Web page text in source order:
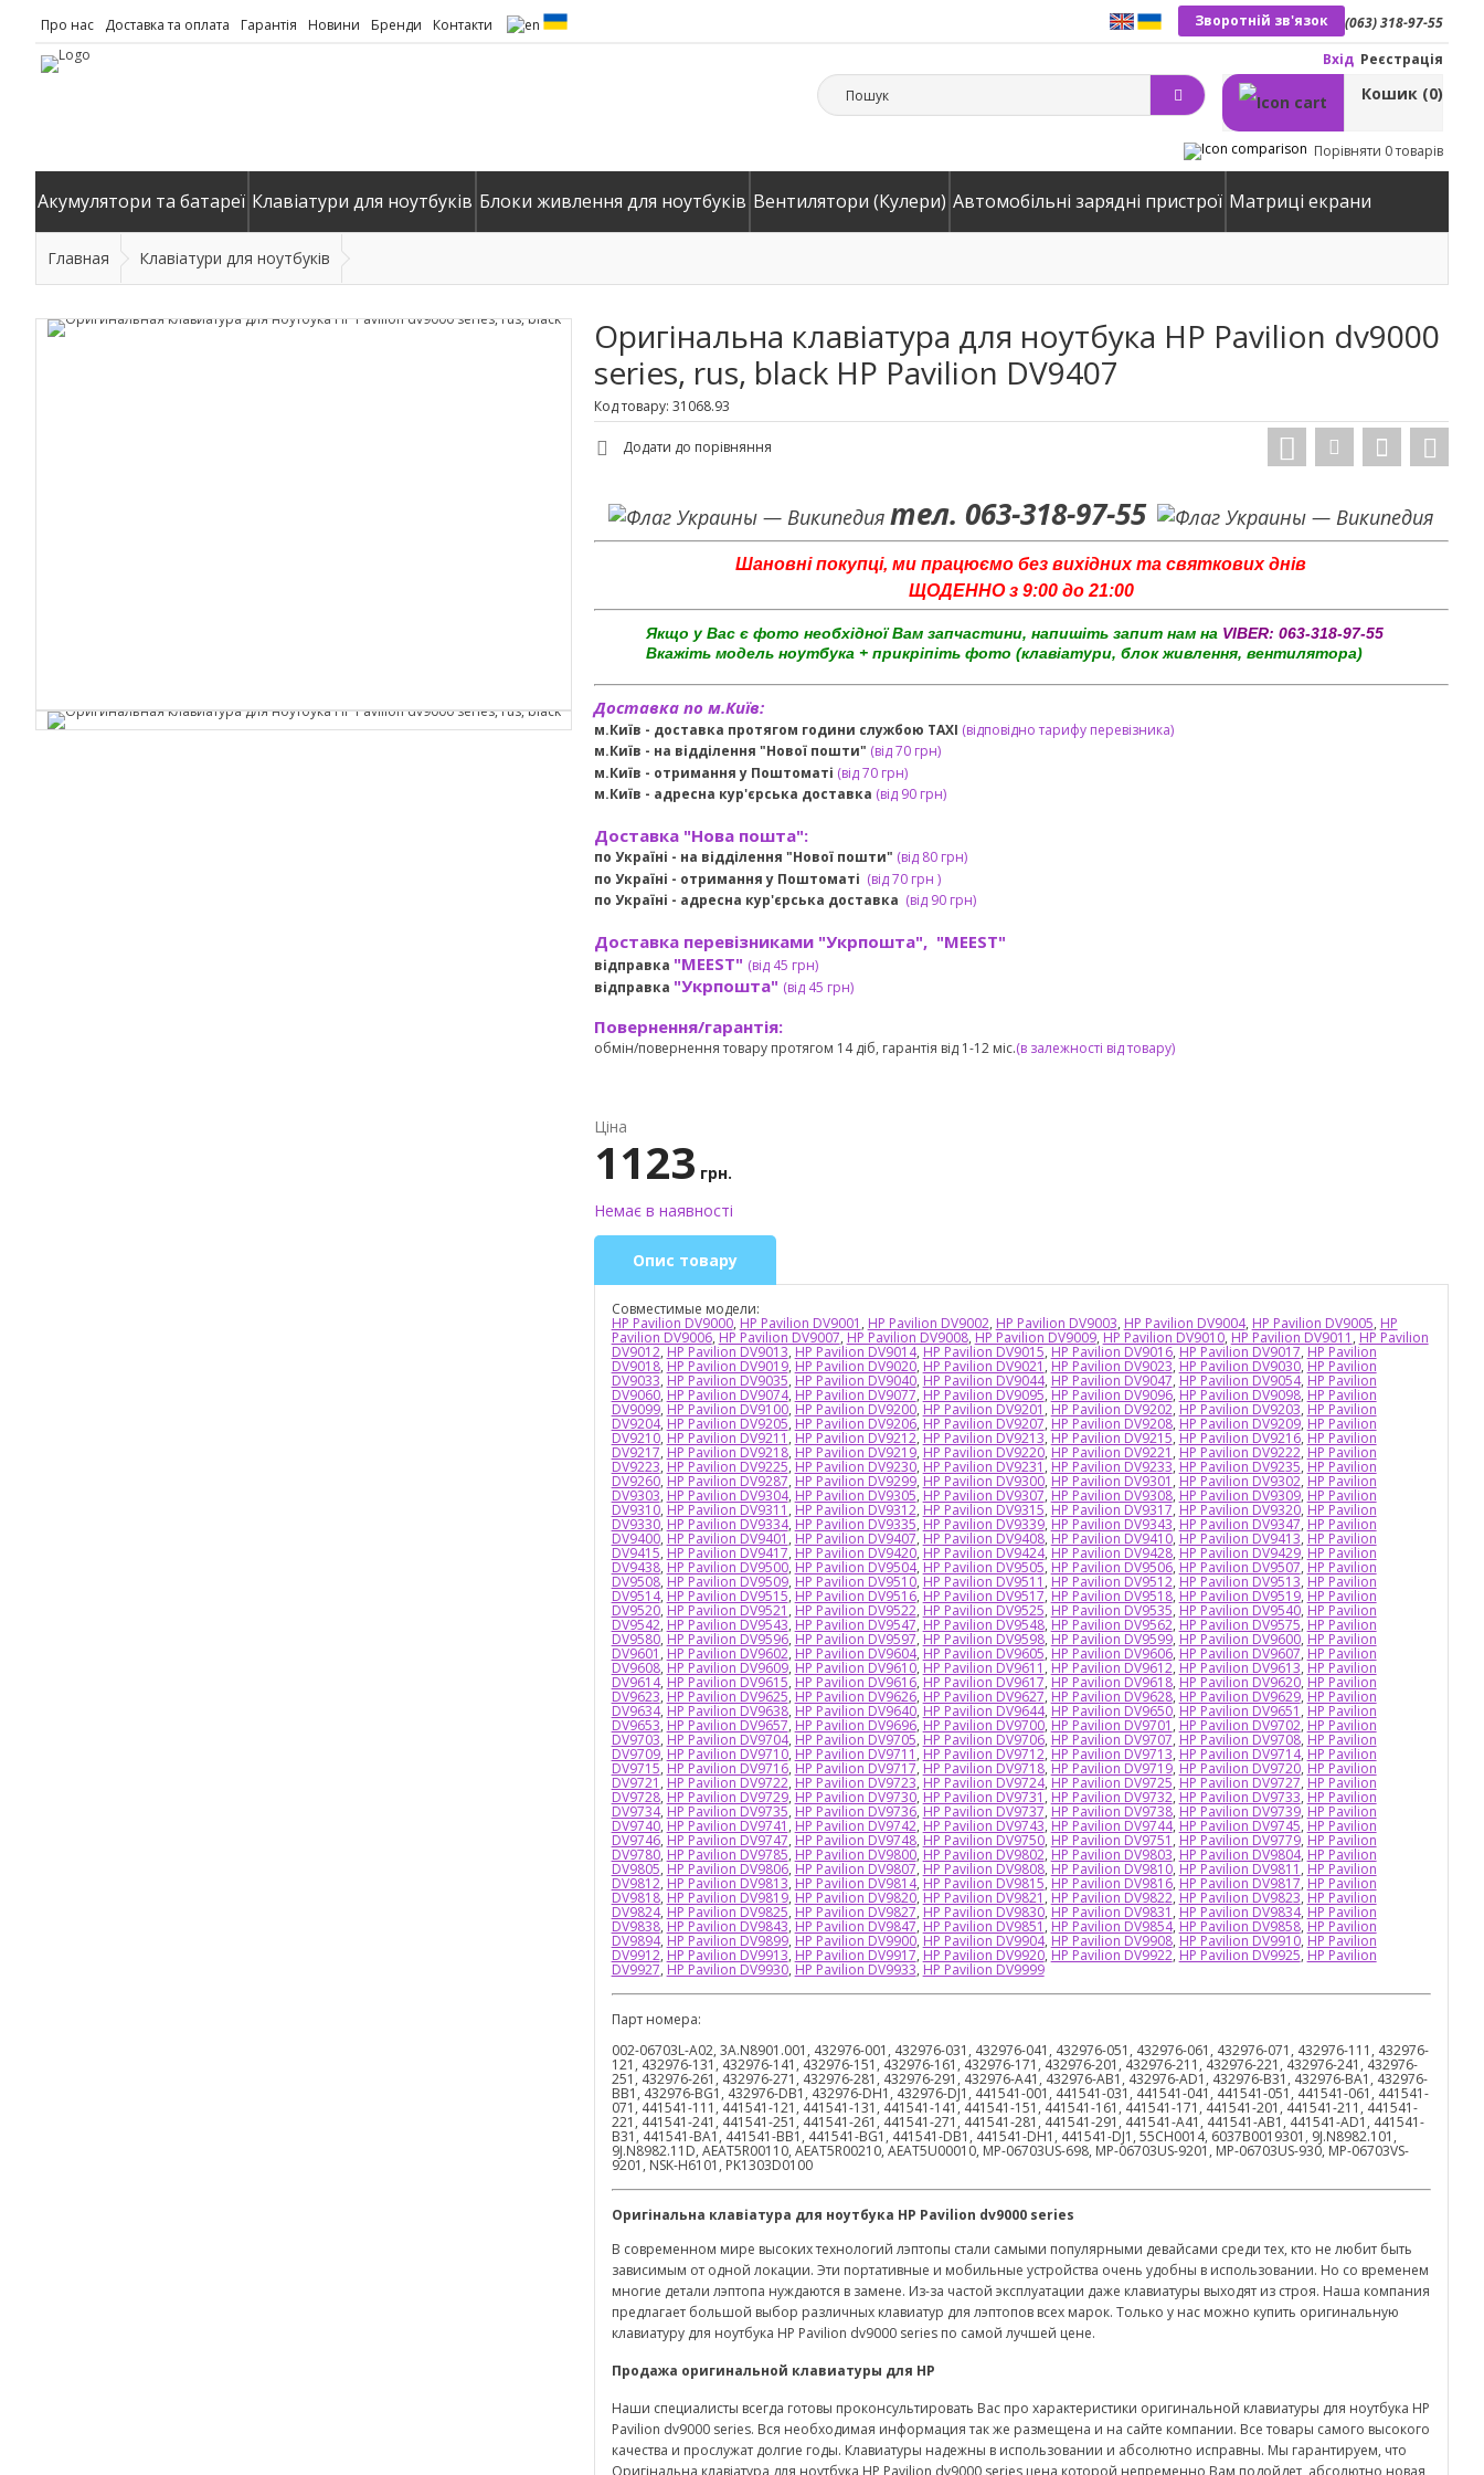
Про нас Доставка та оплата Гарантія Новини Бренди Контакти (063) 318-97-55
Зворотній зв'язок
Вхід Реєстрація
Кошик (0)
Порівняти 0 товарів
Акумулятори та батареї Клавіатури для ноутбуків Блоки живлення для ноутбуків Вентилятори (Кулери) Автомобільні зарядні пристрої Матриці екрани
Главная Клавіатури для ноутбуків
Оригінальна клавіатура для ноутбука HP Pavilion dv9000
series, rus, black HP Pavilion DV9407
Код товару: 31068.93
Додати до порівняння
тел. 063-318-97-55
Шановні покупці, ми працюємо без вихідних та святкових днів
ЩОДЕННО з 9:00 до 21:00
Якщо у Вас є фото необхідної Вам запчастини, напишіть запит нам на VIBER: 063-318-97-55
Вкажіть модель ноутбука + прикріпіть фото (клавіатури, блок живлення, вентилятора)
Доставка по м.Київ:
м.Київ - доставка протягом години службою TAXI (відповідно тарифу перевізника)
м.Київ - на відділення "Нової пошти" (від 70 грн)
м.Київ - отримання у Поштоматі (від 70 грн)
м.Київ - адресна кур'єрська доставка (від90 грн)
Доставка "Нова пошта":
по Україні - на відділення "Нової пошти" (від 80 грн)
по Україні - отримання у Поштоматі (від 70 грн )
по Україні - адресна кур'єрська доставка (від90 грн)
Доставка перевізниками "Укрпошта", "MEEST"
відправка "MEEST" (від 45 грн)
відправка "Укрпошта" (від 45 грн)
Повернення/гарантія:
обмін/повернення товару протягом 14 діб, гарантія від 1-12 міс.(в залежності від товару)
Ціна
1123 грн.
Немає в наявності
Опис товару
Совместимые модели:
HP Pavilion DV9000, HP Pavilion DV9001 , HP Pavilion DV9002, HP Pavilion DV9003, HP Pavilion DV9004, HP Pavilion DV9005, HP
Pavilion DV9006, HP Pavilion DV9007, HP Pavilion DV9008, HP Pavilion DV9009, HP Pavilion DV9010, HP Pavilion DV9011 , HP Pavilion
DV9012, HP Pavilion DV9013, HP Pavilion DV9014, HP Pavilion DV9015, HP Pavilion DV9016, HP Pavilion DV9017, HP Pavilion
DV9018, HP Pavilion DV9019, HP Pavilion DV9020, HP Pavilion DV9021 , HP Pavilion DV9023, HP Pavilion DV9030, HP Pavilion
DV9033, HP Pavilion DV9035, HP Pavilion DV9040, HP Pavilion DV9044, HP Pavilion DV9047, HP Pavilion DV9054, HP Pavilion
DV9060, HP Pavilion DV9074, HP Pavilion DV9077, HP Pavilion DV9095, HP Pavilion DV9096, HP Pavilion DV9098, HP Pavilion
DV9099, HP Pavilion DV9100, HP Pavilion DV9200, HP Pavilion DV9201 , HP Pavilion DV9202, HP Pavilion DV9203, HP Pavilion
DV9204, HP Pavilion DV9205, HP Pavilion DV9206, HP Pavilion DV9207, HP Pavilion DV9208, HP Pavilion DV9209, HP Pavilion
DV9210, HP Pavilion DV9211 , HP Pavilion DV9212, HP Pavilion DV9213, HP Pavilion DV9215, HP Pavilion DV9216, HP Pavilion
DV9217, HP Pavilion DV9218, HP Pavilion DV9219, HP Pavilion DV9220, HP Pavilion DV9221 , HP Pavilion DV9222, HP Pavilion
DV9223, HP Pavilion DV9225, HP Pavilion DV9230, HP Pavilion DV9231 , HP Pavilion DV9233, HP Pavilion DV9235, HP Pavilion
DV9260, HP Pavilion DV9287, HP Pavilion DV9299, HP Pavilion DV9300, HP Pavilion DV9301 , HP Pavilion DV9302, HP Pavilion
DV9303, HP Pavilion DV9304, HP Pavilion DV9305, HP Pavilion DV9307, HP Pavilion DV9308, HP Pavilion DV9309, HP Pavilion
DV9310, HP Pavilion DV9311 , HP Pavilion DV9312, HP Pavilion DV9315, HP Pavilion DV9317, HP Pavilion DV9320, HP Pavilion
DV9330, HP Pavilion DV9334, HP Pavilion DV9335, HP Pavilion DV9339, HP Pavilion DV9343, HP Pavilion DV9347, HP Pavilion
DV9400, HP Pavilion DV9401 , HP Pavilion DV9407, HP Pavilion DV9408, HP Pavilion DV9410, HP Pavilion DV9413, HP Pavilion
DV9415, HP Pavilion DV9417, HP Pavilion DV9420, HP Pavilion DV9424, HP Pavilion DV9428, HP Pavilion DV9429, HP Pavilion
DV9438, HP Pavilion DV9500, HP Pavilion DV9504, HP Pavilion DV9505, HP Pavilion DV9506, HP Pavilion DV9507, HP Pavilion
DV9508, HP Pavilion DV9509, HP Pavilion DV9510, HP Pavilion DV9511 , HP Pavilion DV9512, HP Pavilion DV9513, HP Pavilion
DV9514, HP Pavilion DV9515, HP Pavilion DV9516, HP Pavilion DV9517, HP Pavilion DV9518, HP Pavilion DV9519, HP Pavilion
DV9520, HP Pavilion DV9521 , HP Pavilion DV9522, HP Pavilion DV9525, HP Pavilion DV9535, HP Pavilion DV9540, HP Pavilion
DV9542, HP Pavilion DV9543, HP Pavilion DV9547, HP Pavilion DV9548, HP Pavilion DV9562, HP Pavilion DV9575, HP Pavilion
DV9580, HP Pavilion DV9596, HP Pavilion DV9597, HP Pavilion DV9598, HP Pavilion DV9599, HP Pavilion DV9600, HP Pavilion
DV9601 , HP Pavilion DV9602, HP Pavilion DV9604, HP Pavilion DV9605, HP Pavilion DV9606, HP Pavilion DV9607, HP Pavilion
DV9608, HP Pavilion DV9609, HP Pavilion DV9610, HP Pavilion DV9611 , HP Pavilion DV9612, HP Pavilion DV9613, HP Pavilion
DV9614, HP Pavilion DV9615, HP Pavilion DV9616, HP Pavilion DV9617, HP Pavilion DV9618, HP Pavilion DV9620, HP Pavilion
DV9623, HP Pavilion DV9625, HP Pavilion DV9626, HP Pavilion DV9627, HP Pavilion DV9628, HP Pavilion DV9629, HP Pavilion
DV9634, HP Pavilion DV9638, HP Pavilion DV9640, HP Pavilion DV9644, HP Pavilion DV9650, HP Pavilion DV9651 , HP Pavilion
DV9653, HP Pavilion DV9657, HP Pavilion DV9696, HP Pavilion DV9700, HP Pavilion DV9701 , HP Pavilion DV9702, HP Pavilion
DV9703, HP Pavilion DV9704, HP Pavilion DV9705, HP Pavilion DV9706, HP Pavilion DV9707, HP Pavilion DV9708, HP Pavilion
DV9709, HP Pavilion DV9710, HP Pavilion DV9711 , HP Pavilion DV9712, HP Pavilion DV9713, HP Pavilion DV9714, HP Pavilion
DV9715, HP Pavilion DV9716, HP Pavilion DV9717, HP Pavilion DV9718, HP Pavilion DV9719, HP Pavilion DV9720, HP Pavilion
DV9721 , HP Pavilion DV9722, HP Pavilion DV9723, HP Pavilion DV9724, HP Pavilion DV9725, HP Pavilion DV9727, HP Pavilion
DV9728, HP Pavilion DV9729, HP Pavilion DV9730, HP Pavilion DV9731 , HP Pavilion DV9732, HP Pavilion DV9733, HP Pavilion
DV9734, HP Pavilion DV9735, HP Pavilion DV9736, HP Pavilion DV9737, HP Pavilion DV9738, HP Pavilion DV9739, HP Pavilion
DV9740, HP Pavilion DV9741 , HP Pavilion DV9742, HP Pavilion DV9743, HP Pavilion DV9744, HP Pavilion DV9745, HP Pavilion
DV9746, HP Pavilion DV9747, HP Pavilion DV9748, HP Pavilion DV9750, HP Pavilion DV9751 , HP Pavilion DV9779, HP Pavilion
DV9780, HP Pavilion DV9785, HP Pavilion DV9800, HP Pavilion DV9802, HP Pavilion DV9803, HP Pavilion DV9804, HP Pavilion
DV9805, HP Pavilion DV9806, HP Pavilion DV9807, HP Pavilion DV9808, HP Pavilion DV9810, HP Pavilion DV9811 , HP Pavilion
DV9812, HP Pavilion DV9813, HP Pavilion DV9814, HP Pavilion DV9815, HP Pavilion DV9816, HP Pavilion DV9817, HP Pavilion
DV9818, HP Pavilion DV9819, HP Pavilion DV9820, HP Pavilion DV9821 , HP Pavilion DV9822, HP Pavilion DV9823, HP Pavilion
DV9824, HP Pavilion DV9825, HP Pavilion DV9827, HP Pavilion DV9830, HP Pavilion DV9831 , HP Pavilion DV9834, HP Pavilion
DV9838, HP Pavilion DV9843, HP Pavilion DV9847, HP Pavilion DV9851 , HP Pavilion DV9854, HP Pavilion DV9858, HP Pavilion
DV9894, HP Pavilion DV9899, HP Pavilion DV9900, HP Pavilion DV9904, HP Pavilion DV9908, HP Pavilion DV9910, HP Pavilion
DV9912, HP Pavilion DV9913, HP Pavilion DV9917, HP Pavilion DV9920, HP Pavilion DV9922, HP Pavilion DV9925, HP Pavilion
DV9927, HP Pavilion DV9930, HP Pavilion DV9933, HP Pavilion DV9999
Парт номера:
002-06703L-A02, 3A.N8901.001, 432976-001, 432976-031, 432976-041, 432976-051, 432976-061, 432976-071, 432976-111, 432976-
121, 432976-131, 432976-141, 432976-151, 432976-161, 432976-171, 432976-201, 432976-211, 432976-221, 432976-241, 432976-
251, 432976-261, 432976-271, 432976-281, 432976-291, 432976-A41, 432976-AB1, 432976-AD1, 432976-B31, 432976-BA1, 432976-
BB1, 432976-BG1, 432976-DB1, 432976-DH1, 432976-DJ1, 441541-001, 441541-031, 441541-041, 441541-051, 441541-061, 441541-
071, 441541-111, 441541-121, 441541-131, 441541-141, 441541-151, 441541-161, 441541-171, 441541-201, 441541-211, 441541-
221, 441541-241, 441541-251, 441541-261, 441541-271, 441541-281, 441541-291, 441541-A41, 441541-AB1, 441541-AD1, 441541-
B31, 441541-BA1, 441541-BB1, 441541-BG1, 441541-DB1, 441541-DH1, 441541-DJ1, 55CH0014, 6037B0019301, 9J.N8982.101,
9J.N8982.11D, AEAT5R00110, AEAT5R00210, AEAT5U00010, MP-06703US-698, MP-06703US-9201, MP-06703US-930, MP-06703VS-
9201, NSK-H6101, PK1303D0100
Оригінальна клавіатура для ноутбука HP Pavilion dv9000 series
В современном мире высоких технологий лэптопы стали самыми популярными девайсами среди тех, кто не любит быть
зависимым от одной локации. Эти портативные и мобильные устройства очень удобны в использовании. Но со временем
многие детали лэптопа нуждаются в замене. Из-за частой эксплуатации даже клавиатуры выходят из строя. Наша компания
предлагает большой выбор различных клавиатур для лэптопов всех марок. Только у нас можно купить оригинальную
клавиатуру для ноутбука HP Pavilion dv9000 series по самой лучшей цене.
Продажа оригинальной клавиатуры для HP
Наши специалисты всегда готовы проконсультировать Вас про характеристики оригинальной клавиатуры для ноутбука HP
Pavilion dv9000 series. Вся необходимая информация так же размещена и на сайте компании. Все товары самого высокого
качества и прослужат долгие годы. Клавиатуры надежны в использовании и абсолютно исправны. Мы гарантируем, что
Оригінальна клавіатура для ноутбука HP Pavilion dv9000 series цена которой непременно Вам подойдет, абсолютно новая